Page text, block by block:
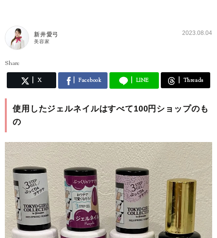
新井愛弓
美容家
2023.08.04
Share
X Facebook LINE Threads
使用したジェルネイルはすべて100円ショップのも
の